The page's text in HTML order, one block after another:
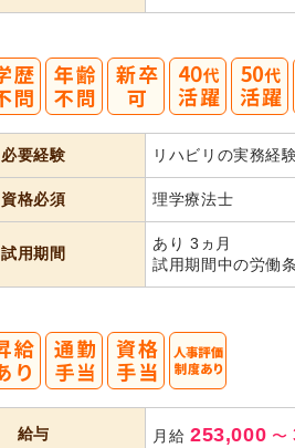
必要経験 リハビリの実務経
資格必須 理学療法士
試用期間
あり 3ヵ月
試用期間中の労働
給与 月給 253,000 〜